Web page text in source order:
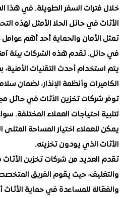
السفر الطويلة. في هذا
في حائل الحلا الأمثل لهذه التحديات.
والحماية أحد أهم عوامل جاذبية
تقدم هذه الشركات بيئة آمنة
أحدث التقنيات الأمنية، بما في
وأنظمة الإنذار، لضمان سلامة
تخزين الأثاث في حائل مجموعة
العملاء المختلفة. سواء كان
اختيار المساحة المثلى التي
الذي يودون تخزينه.
من شركات تخزين الأثاث في
حيث يقوم الفريق المتخصص بتوفير
للمساعدة في حماية الأثاث أثناء